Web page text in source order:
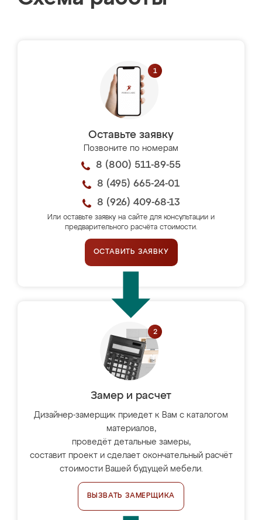
Оставьте заявку
Позвоните по номерам
8 (800) 511-89-55
8 (495) 665-24-01
8 (926) 409-68-13
Или оставьте заявку на сайте для консультации и
предварительного расчёта стоимости.
ОСТАВИТЬ ЗАЯВКУ
Замер и расчет
Дизайнер-замерщик приедет к Вам с каталогом
материалов,
проведёт детальные замеры,
составит проект и сделает окончательный расчёт
стоимости Вашей будущей мебели.
ВЫЗВАТЬ ЗАМЕРЩИКА